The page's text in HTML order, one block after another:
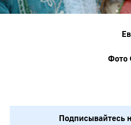
Фото
Подписывайтесь